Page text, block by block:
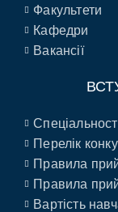
Факультети
Кафедри
Вакансії
Перелік
Правила
Правила
Вартість